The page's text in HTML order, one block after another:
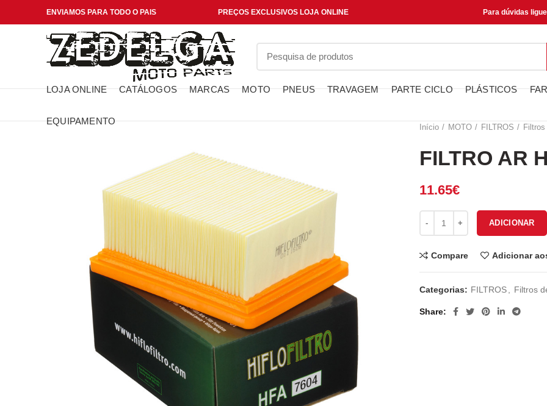
ENVIAMOS PARA TODO O PAIS PREÇOS EXCLUSIVOS LOJA ONLINE Para dúvidas
LOJA ONLINE CATÁLOGOS MARCAS MOTO PNEUS TRAVAGEM PARTE CICLO PLÁSTICOS
EQUIPAMENTO
Início MOTO FILTROS
FILTRO AR
11.65€
ADICIONAR
Compare Adicionar
Categorias: FILTROS Filtros
Share